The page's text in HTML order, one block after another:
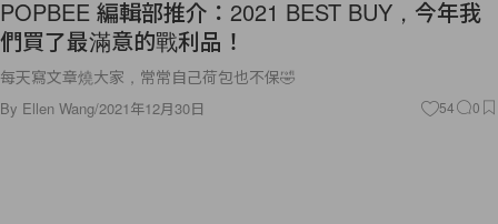
POPBEE 編輯部推介：2021 BEST BUY，今年我
們買了最滿意的戰利品！
每天寫文章燒大家，常常自己荷包也不保🤣
By Ellen Wang/2021年12月30日 54 0